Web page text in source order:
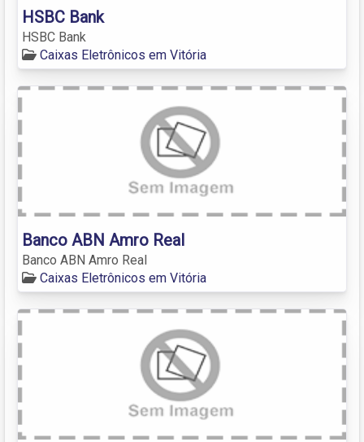
HSBC Bank
HSBC Bank
Caixas Eletrônicos em Vitória
Banco ABN Amro Real
Banco ABN Amro Real
Caixas Eletrônicos em Vitória